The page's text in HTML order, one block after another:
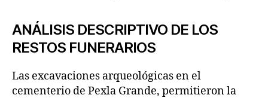
ANÁLISIS DESCRIPTIVO DE LOS
RESTOS FUNERARIOS
Las excavaciones arqueológicas en el
cementerio de Pexla Grande, permitieron la